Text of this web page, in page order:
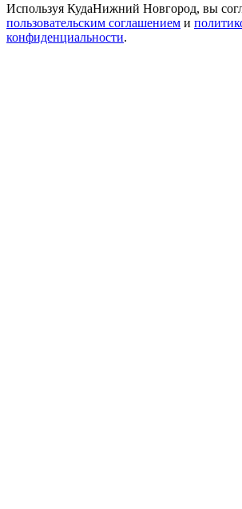
Используя КудаНижний Новгород, вы
пользовательским соглашением и
конфиденциальности.